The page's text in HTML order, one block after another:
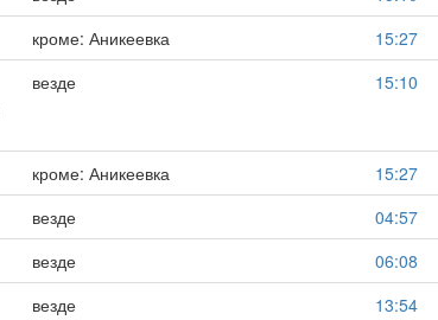
кроме: Аникеевка
15:27
везде 15:10
кроме: Аникеевка
15:27
везде
04:57
везде
06:08
везде
13:54